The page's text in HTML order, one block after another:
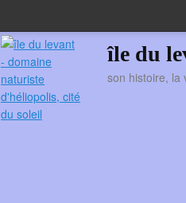
île du
son histoire, la